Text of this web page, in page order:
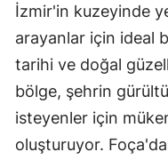
İzmir'in kuzeyinde
arayanlar için ideal
tarihi ve doğal
bölge, şehrin
isteyenler için
oluşturuyor.